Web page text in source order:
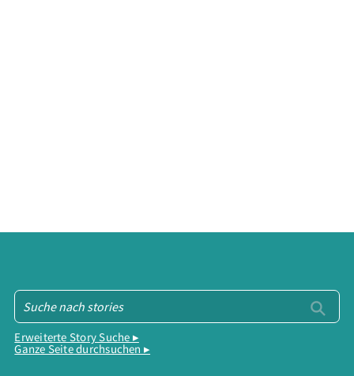
Erweiterte Story Suche ▸
Ganze Seite durchsuchen ▸